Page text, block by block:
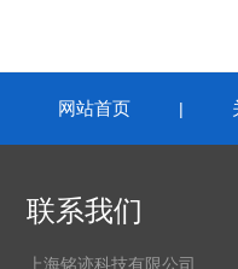
网站首页 |
联系我们
上海铭迹科技有限公司